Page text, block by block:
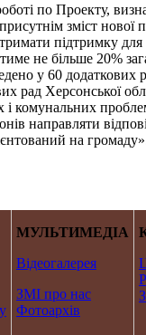
по Проекту,
зміст нової
підтримку для
не більше 20%
у 60 додаткових
рад Херсонської
комунальних
направляти
на
МУЛЬТИМЕДІА
Відеогалерея
ЗМІ про нас
Фотоархів